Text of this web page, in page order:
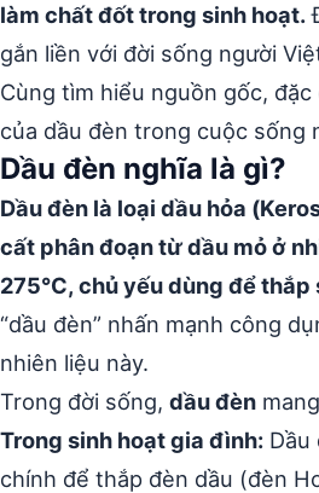
làm chất đốt trong sinh hoạt.
gắn liền với đời sống người
Cùng tìm hiểu nguồn gốc,
của dầu đèn trong cuộc sống
Dầu đèn nghĩa là gì?
Dầu đèn là loại dầu hỏa
cất phân đoạn từ dầu mỏ ở
275°C, chủ yếu dùng để thắp
“dầu đèn” nhấn mạnh công
nhiên liệu này.
Trong đời sống, dầu đèn
Trong sinh hoạt gia đình: Dầu
chính để thắp đèn dầu (đèn